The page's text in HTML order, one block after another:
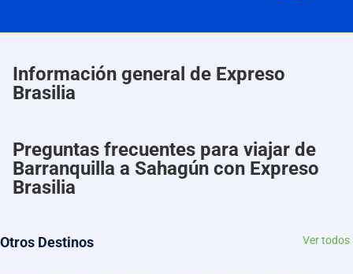
Información general de Expreso
Brasilia
Preguntas frecuentes para viajar de
Barranquilla a Sahagún con Expreso
Brasilia
Otros Destinos Ver todos